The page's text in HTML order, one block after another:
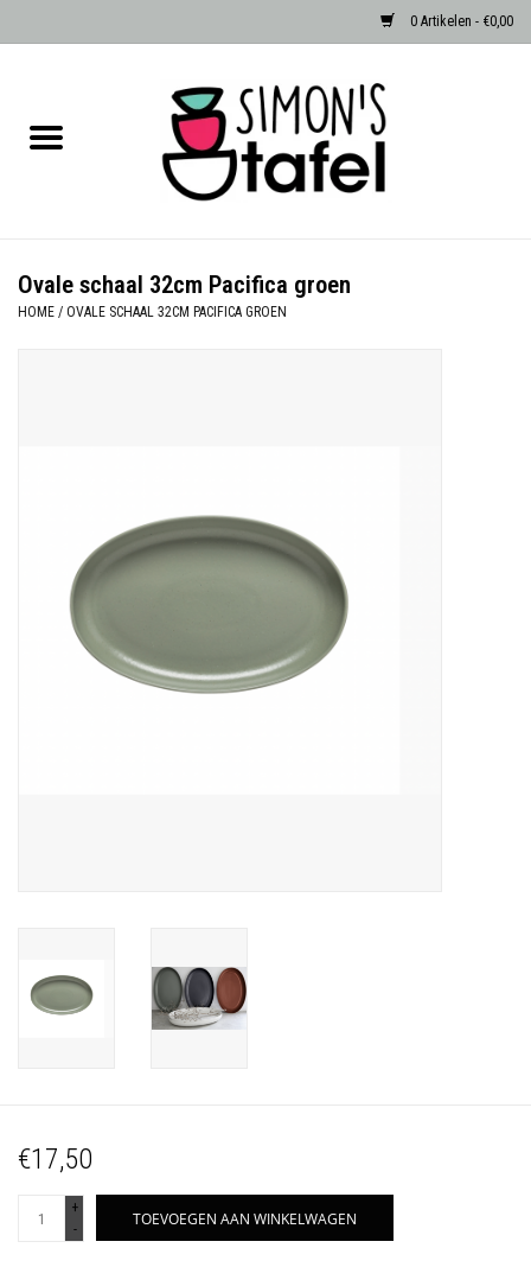
0 Artikelen - €0,00
Albast waxinehouders van Zenza
Over Simon's Tafel
Cadeaubonnen
Ovale schaal 32cm Pacifica groen
HOME / OVALE SCHAAL 32CM PACIFICA GROEN
€17,50
+
-
TOEVOEGEN AAN WINKELWAGEN